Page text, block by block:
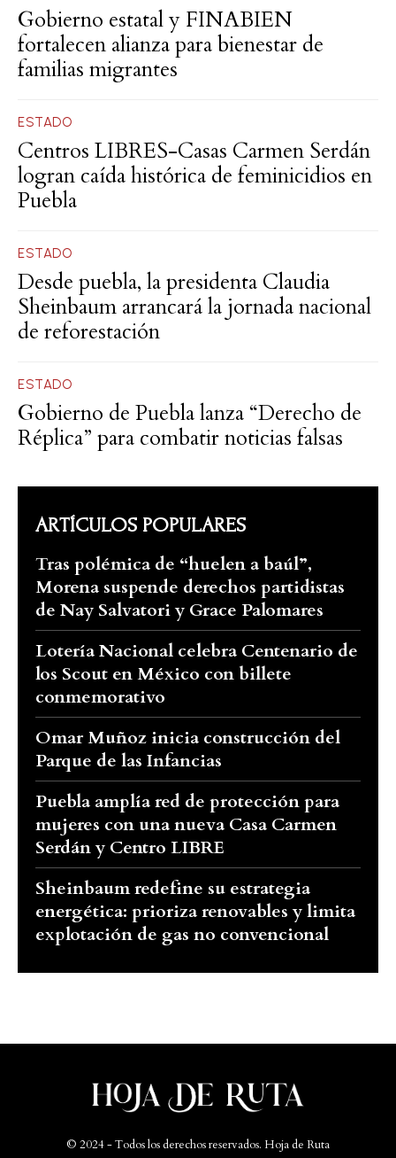
Gobierno estatal y FINABIEN
fortalecen alianza para bienestar de
familias migrantes
ESTADO
Centros LIBRES-Casas Carmen Serdán
logran caída histórica de feminicidios en
Puebla
ESTADO
Desde puebla, la presidenta Claudia
Sheinbaum arrancará la jornada nacional
de reforestación
ESTADO
Gobierno de Puebla lanza “Derecho de
Réplica” para combatir noticias falsas
ARTÍCULOS POPULARES
Tras polémica de “huelen a baúl”,
Morena suspende derechos partidistas
de Nay Salvatori y Grace Palomares
Lotería Nacional celebra Centenario de
los Scout en México con billete
conmemorativo
Omar Muñoz inicia construcción del
Parque de las Infancias
Puebla amplía red de protección para
mujeres con una nueva Casa Carmen
Serdán y Centro LIBRE
Sheinbaum redefine su estrategia
energética: prioriza renovables y limita
explotación de gas no convencional
© 2024 - Todos los derechos reservados. Hoja de Ruta